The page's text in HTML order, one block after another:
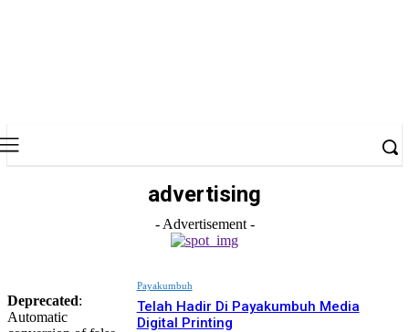
advertising
- Advertisement -
Deprecated:
Automatic
Payakumbuh
Telah Hadir Di Payakumbuh Media
Digital Printing